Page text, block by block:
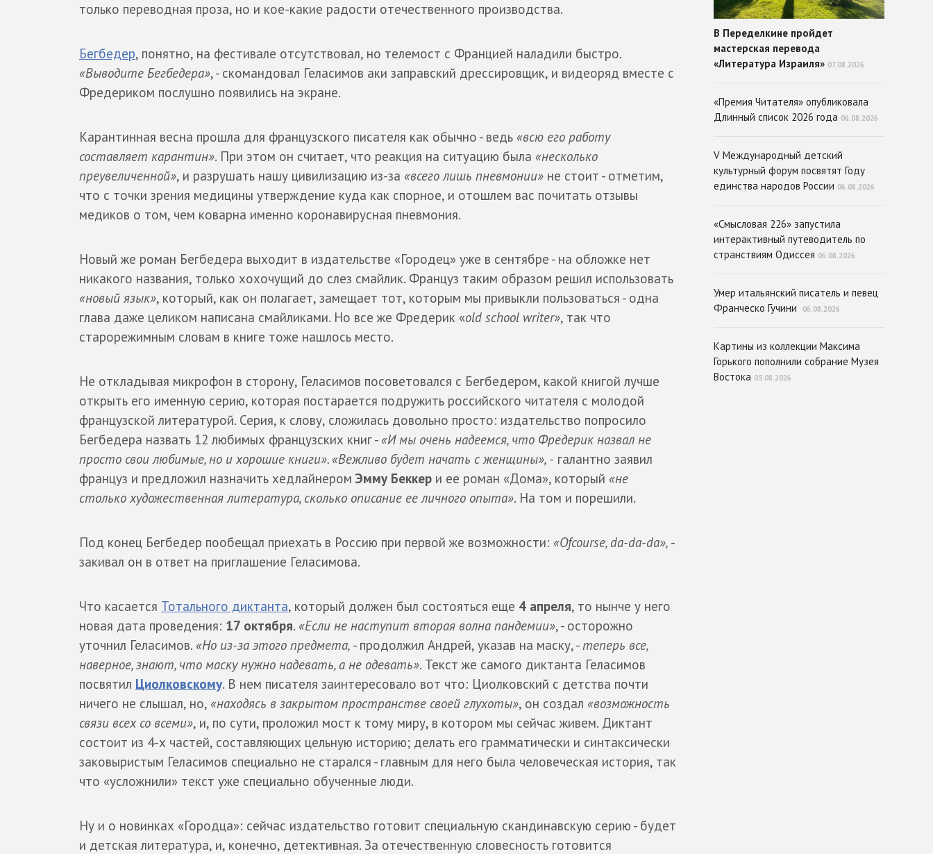
только переводная проза, но и кое-какие радости отечественного производства.
Бегбедер, понятно, на фестивале отсутствовал, но телемост с Францией наладили быстро.
«Выводите Бегбедера», - скомандовал Геласимов аки заправский дрессировщик, и видеоряд вместе с
Фредериком послушно появились на экране.
Карантинная весна прошла для французского писателя как обычно - ведь «всю его работу
составляет карантин». При этом он считает, что реакция на ситуацию была «несколько
преувеличенной», и разрушать нашу цивилизацию из-за «всего лишь пневмонии» не стоит - отметим,
что с точки зрения медицины утверждение куда как спорное, и отошлем вас почитать отзывы
медиков о том, чем коварна именно коронавирусная пневмония.
Новый же роман Бегбедера выходит в издательстве «Городец» уже в сентябре - на обложке нет
никакого названия, только хохочущий до слез смайлик. Француз таким образом решил использовать
«новый язык», который, как он полагает, замещает тот, которым мы привыкли пользоваться - одна
глава даже целиком написана смайликами. Но все же Фредерик «old school writer», так что
старорежимным словам в книге тоже нашлось место.
Не откладывая микрофон в сторону, Геласимов посоветовался с Бегбедером, какой книгой лучше
открыть его именную серию, которая постарается подружить российского читателя с молодой
французской литературой. Серия, к слову, сложилась довольно просто: издательство попросило
Бегбедера назвать 12 любимых французских книг - «И мы очень надеемся, что Фредерик назвал не
просто свои любимые, но и хорошие книги». «Вежливо будет начать с женщины», - галантно заявил
француз и предложил назначить хедлайнером Эмму Беккер и ее роман «Дома», который «не
столько художественная литература, сколько описание ее личного опыта». На том и порешили.
Под конец Бегбедер пообещал приехать в Россию при первой же возможности: «Ofcourse, da-da-da», -
закивал он в ответ на приглашение Геласимова.
Что касается Тотального диктанта, который должен был состояться еще 4 апреля, то нынче у него
новая дата проведения: 17 октября. «Если не наступит вторая волна пандемии», - осторожно
уточнил Геласимов. «Но из-за этого предмета, - продолжил Андрей, указав на маску, -теперь все,
наверное, знают, что маску нужно надевать, а не одевать». Текст же самого диктанта Геласимов
посвятил Циолковскому. В нем писателя заинтересовало вот что: Циолковский с детства почти
ничего не слышал, но, «находясь в закрытом пространстве своей глухоты», он создал «возможность
связи всех со всеми», и, по сути, проложил мост к тому миру, в котором мы сейчас живем. Диктант
состоит из 4-х частей, составляющих цельную историю; делать его грамматически и синтаксически
заковыристым Геласимов специально не старался - главным для него была человеческая история, так
что «усложнили» текст уже специально обученные люди.
Ну и о новинках «Городца»: сейчас издательство готовит специальную скандинавскую серию - будет
и детская литература, и, конечно, детективная. За отечественную словесность готовится
В Переделкине пройдет
мастерская перевода
«Литература Израиля» 07.08.2026
«Премия Читателя» опубликовала
Длинный список 2026 года 06.08.2026
V Международный детский
культурный форум посвятят Году
единства народов России 06.08.2026
«Смысловая 226» запустила
интерактивный путеводитель по
странствиям Одиссея 06.08.2026
Умер итальянский писатель и певец
Франческо Гучини
06.08.2026
Картины из коллекции Максима
Горького пополнили собрание Музея
Востока 05.08.2026